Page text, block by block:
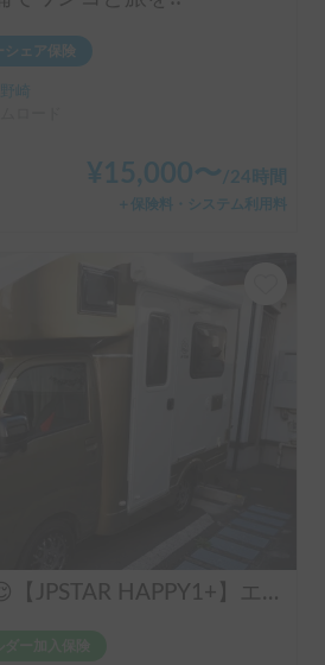
シェア保険
崎
¥ 15,000〜/24時間
＋保険料・システム利用料
フルカバー保険😌【JPSTAR HAPPY1+】エアコン完備！ペット歓迎🐾配車先多数🐾《西東京キャンピングカーレンタル》